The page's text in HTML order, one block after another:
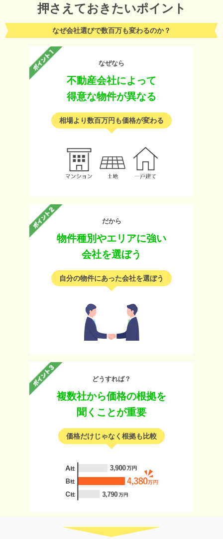
押さえておきたいポイント
なぜ会社選びで数百万も変わるのか？
なぜなら
不動産会社によって
得意な物件が異なる
相場より数百万円も価格が変わる
だから
物件種別やエリアに強い
会社を選ぼう
自分の物件にあった会社を選ぼう
どうすれば？
複数社から価格の根拠を
聞くことが重要
価格だけじゃなく根拠も比較